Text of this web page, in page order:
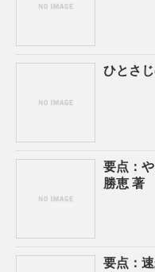
ひとさ
要点：
勝恵 著
要点：